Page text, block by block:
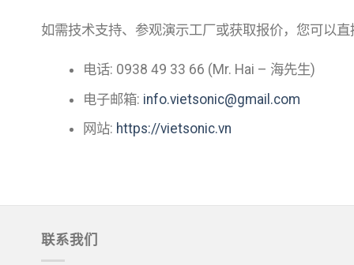
如需技术支持、参观演示工厂或获取报价，您可以直
电话: 0938 49 33 66 (Mr. Hai – 海先生)
电子邮箱: info.vietsonic@gmail.com
网站: https://vietsonic.vn
联系我们